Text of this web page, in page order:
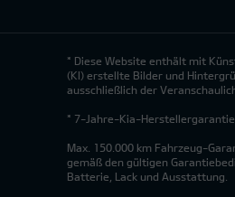
* Diese Website enthält mit
(KI) erstellte Bilder und
ausschließlich der
* 7-Jahre-Kia-Herstellergarantie
Max. 150.000 km Fahrzeug-
gemäß den gültigen
Batterie, Lack und Ausstattung.